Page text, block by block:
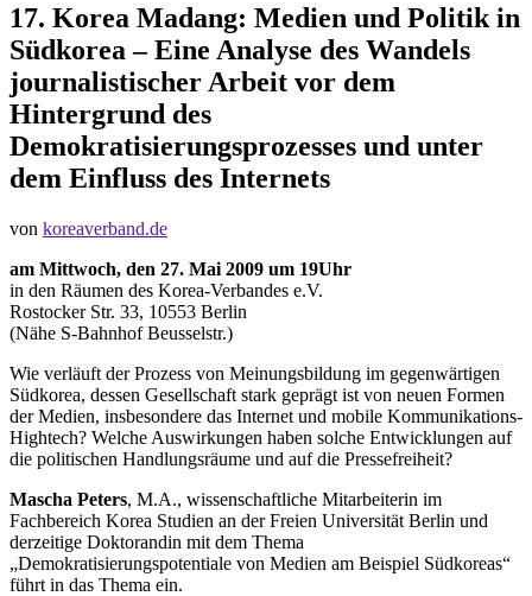
17. Korea Madang: Medien und Politik in
Südkorea – Eine Analyse des Wandels
journalistischer Arbeit vor dem
Hintergrund des
Demokratisierungsprozesses und unter
dem Einfluss des Internets
von koreaverband.de
am Mittwoch, den 27. Mai 2009 um 19Uhr
in den Räumen des Korea-Verbandes e.V.
Rostocker Str. 33, 10553 Berlin
(Nähe S-Bahnhof Beusselstr.)
Wie verläuft der Prozess von Meinungsbildung im gegenwärtigen
Südkorea, dessen Gesellschaft stark geprägt ist von neuen Formen
der Medien, insbesondere das Internet und mobile Kommunikations-
Hightech? Welche Auswirkungen haben solche Entwicklungen auf
die politischen Handlungsräume und auf die Pressefreiheit?
Mascha Peters, M.A., wissenschaftliche Mitarbeiterin im
Fachbereich Korea Studien an der Freien Universität Berlin und
derzeitige Doktorandin mit dem Thema
„Demokratisierungspotentiale von Medien am Beispiel Südkoreas“
führt in das Thema ein.